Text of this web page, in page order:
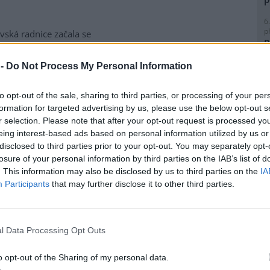
Do Not Process My Personal Information
opt-out of the sale, sharing to third parties, or processing of your
for targeted advertising by us, please use the below opt-out
selection. Please note that after your opt-out request is processed
interest-based ads based on personal information utilized by us
to third parties prior to your opt-out. You may separately
of your personal information by third parties on the IAB’s list of
This information may also be disclosed by us to third parties on the
Participants that may further disclose it to other third parties.
Data Processing Opt Outs
opt-out of the Sharing of my personal data.
radnice začala se
likvidací bolševníku
který patří k
invazním
ve Slezské Ostravě letos
kombinuje chemické i
Gabriela Pokorná.
výrobu nového
Škoda Auto zahájila ve
hlavním závodě v Mladé
sériovou výrobu nového
Jde o největší vůz v